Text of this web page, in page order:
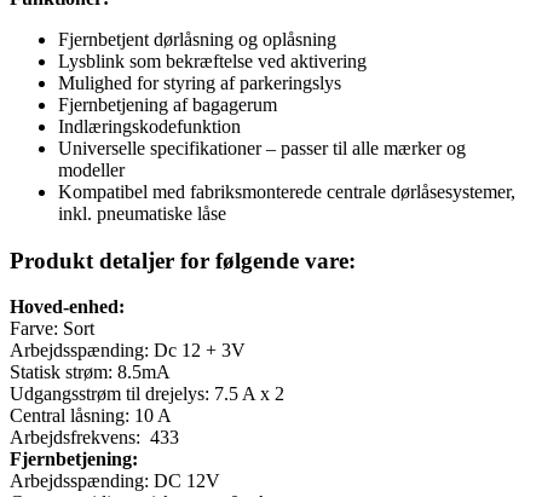
Fjernbetjent dørlåsning og oplåsning
Lysblink som bekræftelse ved aktivering
Mulighed for styring af parkeringslys
Fjernbetjening af bagagerum
Indlæringskodefunktion
Universelle specifikationer – passer til alle mærker og
modeller
Kompatibel med fabriksmonterede centrale dørlåsesystemer,
inkl. pneumatiske låse
Produkt detaljer for følgende vare:
Hoved-enhed:
Farve: Sort
Arbejdsspænding: Dc 12 + 3V
Statisk strøm: 8.5mA
Udgangsstrøm til drejelys: 7.5 A x 2
Central låsning: 10 A
Arbejdsfrekvens: 433
Fjernbetjening:
Arbejdsspænding: DC 12V